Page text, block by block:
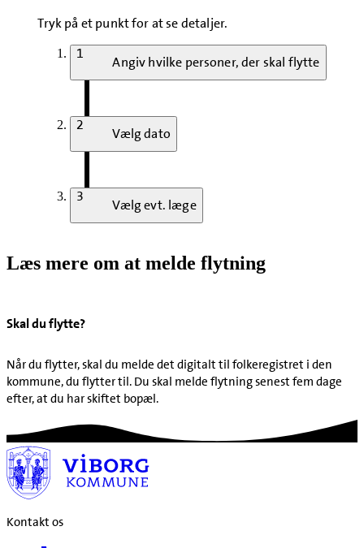
Tryk på et punkt for at se detaljer.
1
Angiv hvilke personer, der skal flytte
2
Vælg dato
3
Vælg evt. læge
Læs mere om at melde flytning
Skal du flytte?
Når du flytter, skal du melde det digitalt til folkeregistret i den
kommune, du flytter til. Du skal melde flytning senest fem dage
efter, at du har skiftet bopæl.
Kontakt os